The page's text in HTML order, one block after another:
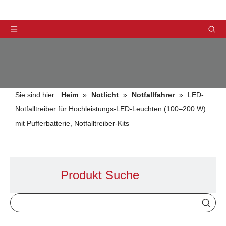
Sie sind hier: Heim » Notlicht » Notfallfahrer »
LED-
Notfalltreiber für Hochleistungs-LED-Leuchten (100–200 W)
mit Pufferbatterie, Notfalltreiber-Kits
Produkt Suche